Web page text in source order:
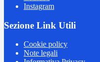
Instagram
Sezione Link Utili
Cookie policy
Note legali